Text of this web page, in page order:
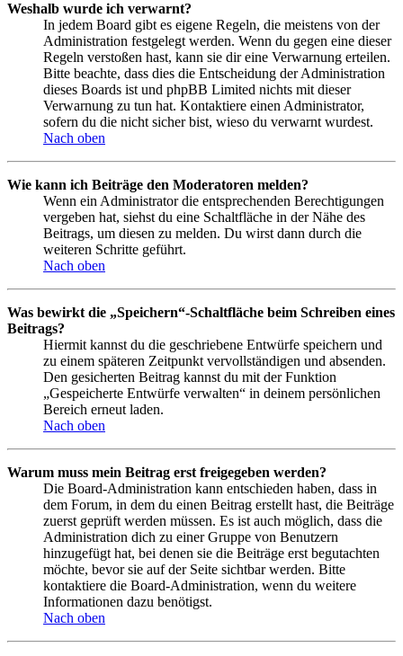
Weshalb wurde ich verwarnt?
In jedem Board gibt es eigene Regeln, die meistens von der
Administration festgelegt werden. Wenn du gegen eine dieser
Regeln verstoßen hast, kann sie dir eine Verwarnung erteilen.
Bitte beachte, dass dies die Entscheidung der Administration
dieses Boards ist und phpBB Limited nichts mit dieser
Verwarnung zu tun hat. Kontaktiere einen Administrator,
sofern du die nicht sicher bist, wieso du verwarnt wurdest.
Nach oben
Wie kann ich Beiträge den Moderatoren melden?
Wenn ein Administrator die entsprechenden Berechtigungen
vergeben hat, siehst du eine Schaltfläche in der Nähe des
Beitrags, um diesen zu melden. Du wirst dann durch die
weiteren Schritte geführt.
Nach oben
Was bewirkt die „Speichern“-Schaltfläche beim Schreiben eines
Beitrags?
Hiermit kannst du die geschriebene Entwürfe speichern und
zu einem späteren Zeitpunkt vervollständigen und absenden.
Den gesicherten Beitrag kannst du mit der Funktion
„Gespeicherte Entwürfe verwalten“ in deinem persönlichen
Bereich erneut laden.
Nach oben
Warum muss mein Beitrag erst freigegeben werden?
Die Board-Administration kann entschieden haben, dass in
dem Forum, in dem du einen Beitrag erstellt hast, die Beiträge
zuerst geprüft werden müssen. Es ist auch möglich, dass die
Administration dich zu einer Gruppe von Benutzern
hinzugefügt hat, bei denen sie die Beiträge erst begutachten
möchte, bevor sie auf der Seite sichtbar werden. Bitte
kontaktiere die Board-Administration, wenn du weitere
Informationen dazu benötigst.
Nach oben